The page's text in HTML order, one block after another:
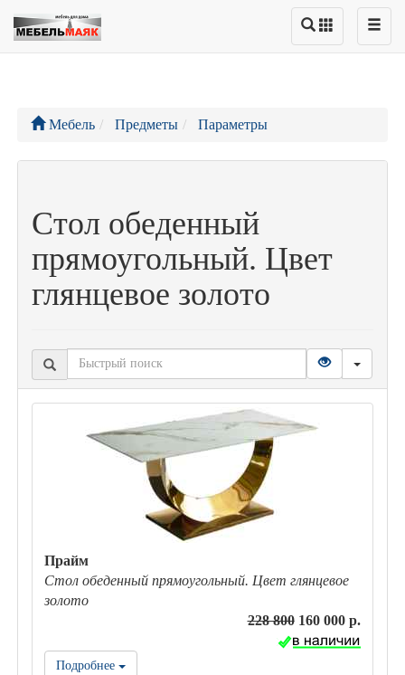
Мебель Предметы Параметры
Стол обеденный
прямоугольный. Цвет
глянцевое золото
Прайм
Стол обеденный прямоугольный. Цвет глянцевое
золото
228 800160 000 р.
Подробнее